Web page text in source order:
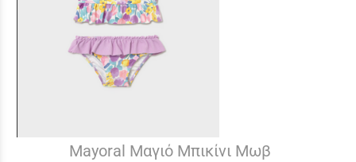
Mayoral Μαγιό Μπικίνι Μωβ